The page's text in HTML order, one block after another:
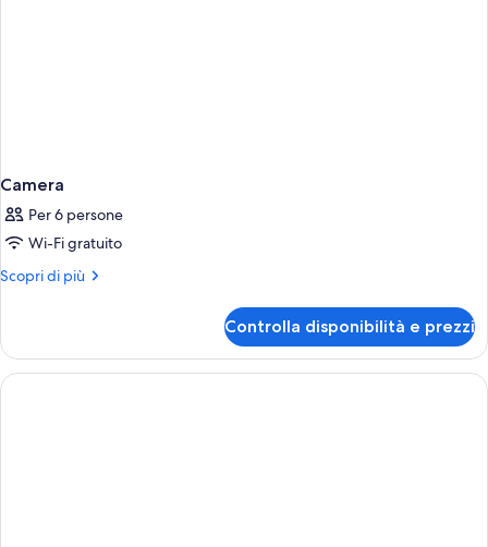
Camera
Per 6 persone
Wi-Fi gratuito
Scopri di più
Altri
Controlla disponibilità e prezzi